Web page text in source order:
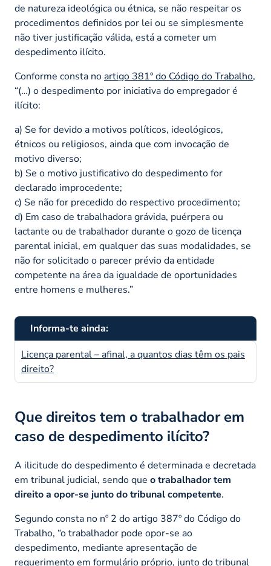
de natureza ideológica ou étnica, se não respeitar os
procedimentos definidos por lei ou se simplesmente
não tiver justificação válida, está a cometer um
despedimento ilícito.
Conforme consta no artigo 381º do Código do Trabalho,
“(…) o despedimento por iniciativa do empregador é
ilícito:
a) Se for devido a motivos políticos, ideológicos,
étnicos ou religiosos, ainda que com invocação de
motivo diverso;
b) Se o motivo justificativo do despedimento for
declarado improcedente;
c) Se não for precedido do respectivo procedimento;
d) Em caso de trabalhadora grávida, puérpera ou
lactante ou de trabalhador durante o gozo de licença
parental inicial, em qualquer das suas modalidades, se
não for solicitado o parecer prévio da entidade
competente na área da igualdade de oportunidades
entre homens e mulheres.”
Informa-te ainda:
Licença parental – afinal, a quantos dias têm os pais
direito?
Que direitos tem o trabalhador em
caso de despedimento ilícito?
A ilicitude do despedimento é determinada e decretada
em tribunal judicial, sendo que o trabalhador tem
direito a opor-se junto do tribunal competente.
Segundo consta no nº 2 do artigo 387º do Código do
Trabalho, “o trabalhador pode opor-se ao
despedimento, mediante apresentação de
requerimento em formulário próprio, junto do tribunal